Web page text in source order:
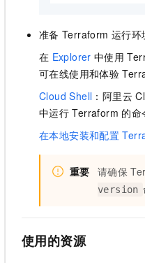
准备 Terraform 运行环
在 Explorer 中使用
可在线使用和体验
Cloud Shell ：阿里云
中运行 Terraform 的命
在本地安装和配置
重要 请确保
version
使用的资源